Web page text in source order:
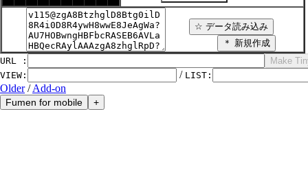
URL :
VIEW : / LIST :
Older/Add-on